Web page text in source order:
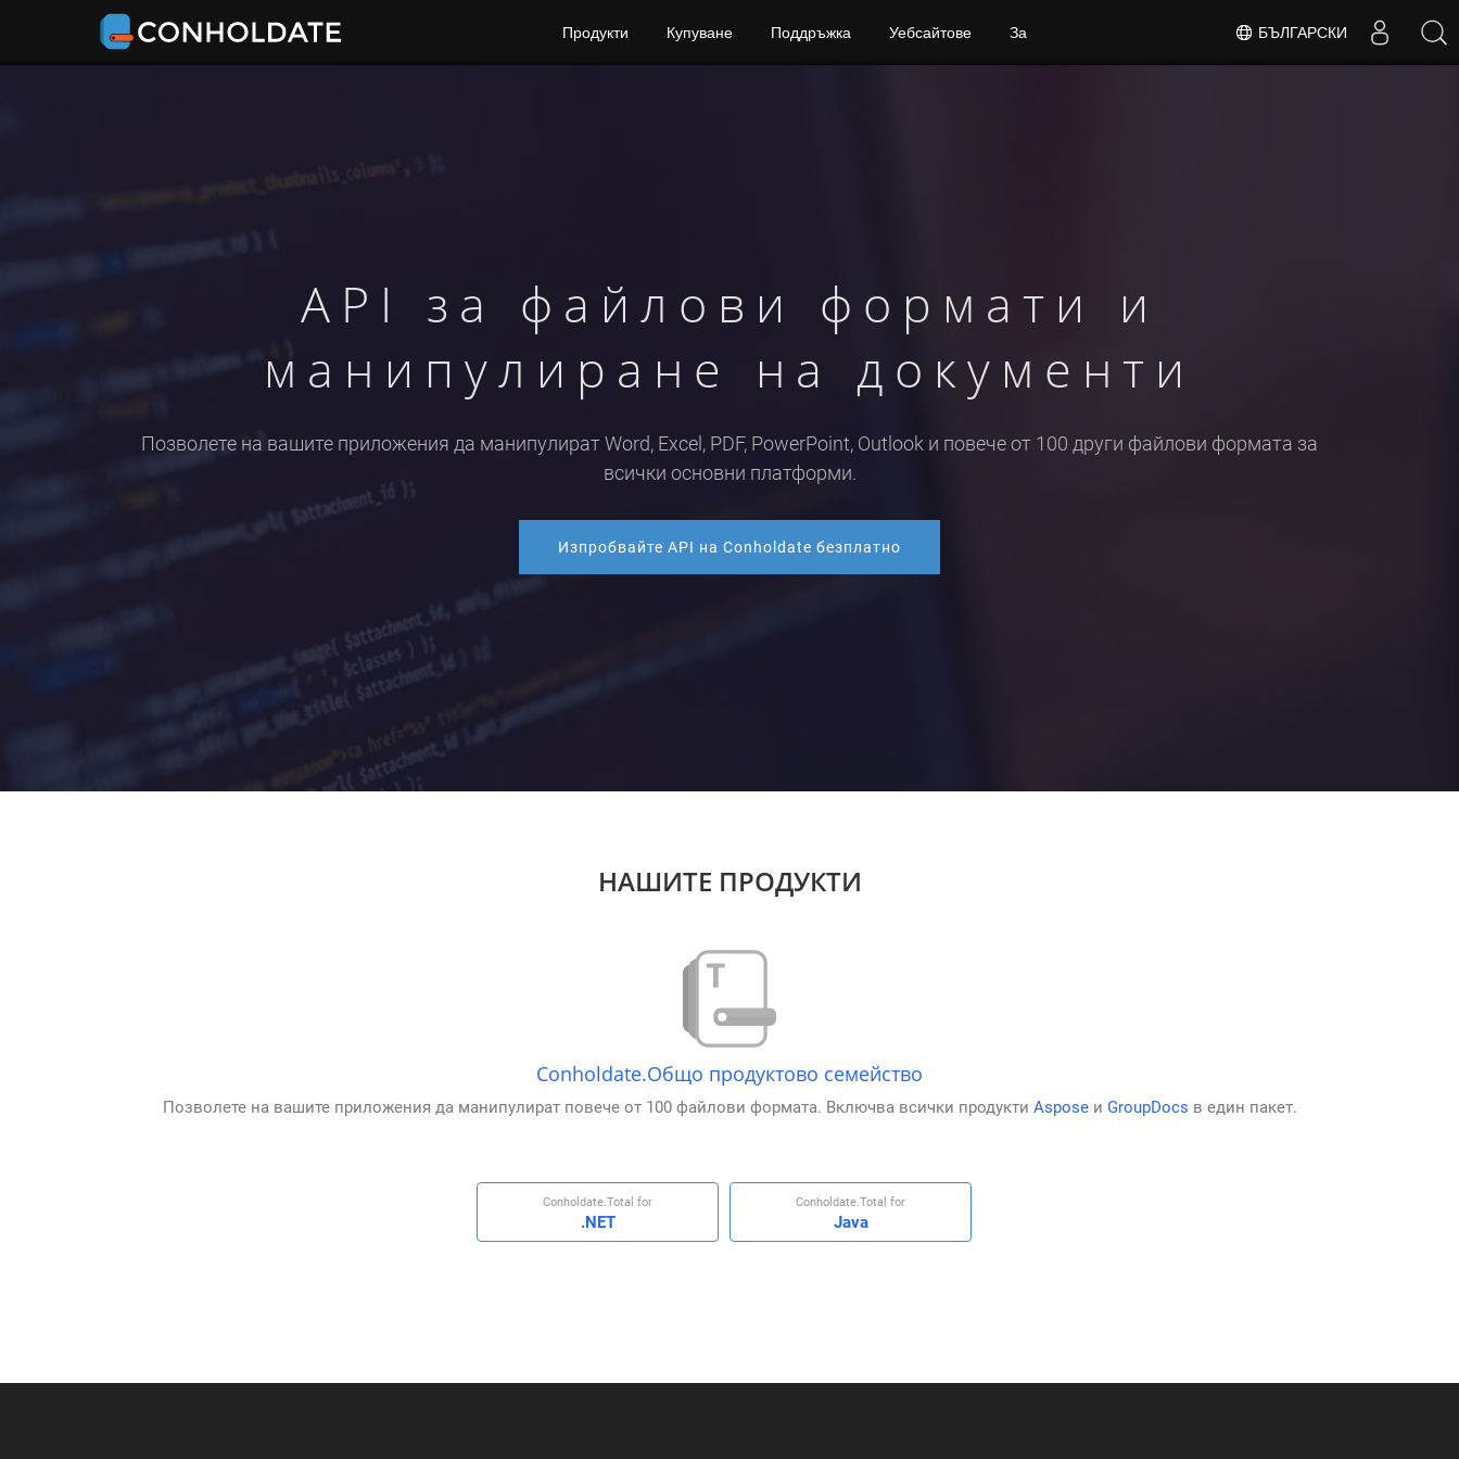
БЪЛГАРСКИ
Продукти Купуване Поддръжка Уебсайтове За
API за файлови формати и
манипулиране на документи
Позволете на вашите приложения да манипулират Word, Excel, PDF, PowerPoint, Outlook и повече от 100 други файлови формата за
всички основни платформи.
Изпробвайте API на Conholdate безплатно
НАШИТЕ ПРОДУКТИ
Conholdate.Общо продуктово семейство
Позволете на вашите приложения да манипулират повече от 100 файлови формата. Включва всички продукти Asposeи GroupDocs в един пакет.
Conholdate.Total for
.NET
Conholdate.Total for
Java